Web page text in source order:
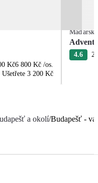
Kč6 800 Kč /os.
Ušetřete 3 200 Kč
Maďarsko
Advent
4.6
a okolí/Budapešť -